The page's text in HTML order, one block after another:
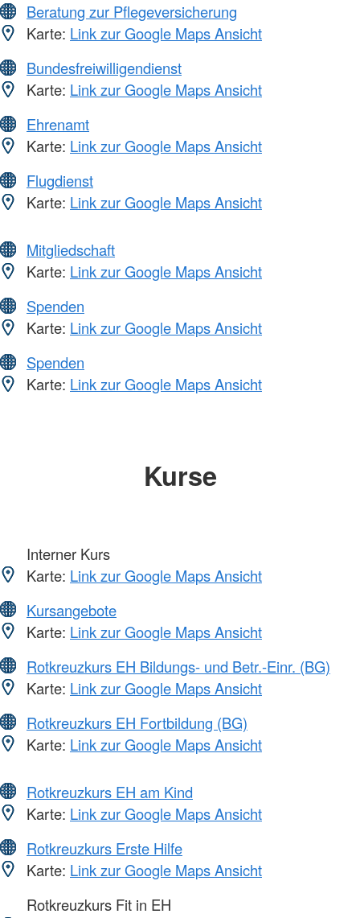
Beratung zur Pflegeversicherung
Karte: Link zur Google Maps Ansicht
Bundesfreiwilligendienst
Karte: Link zur Google Maps Ansicht
Ehrenamt
Karte: Link zur Google Maps Ansicht
Flugdienst
Karte: Link zur Google Maps Ansicht
Mitgliedschaft
Karte: Link zur Google Maps Ansicht
Spenden
Karte: Link zur Google Maps Ansicht
Spenden
Karte: Link zur Google Maps Ansicht
Kurse
Interner Kurs
Karte: Link zur Google Maps Ansicht
Kursangebote
Karte: Link zur Google Maps Ansicht
Rotkreuzkurs EH Bildungs- und Betr.-Einr. (BG)
Karte: Link zur Google Maps Ansicht
Rotkreuzkurs EH Fortbildung (BG)
Karte: Link zur Google Maps Ansicht
Rotkreuzkurs EH am Kind
Karte: Link zur Google Maps Ansicht
Rotkreuzkurs Erste Hilfe
Karte: Link zur Google Maps Ansicht
Rotkreuzkurs Fit in EH